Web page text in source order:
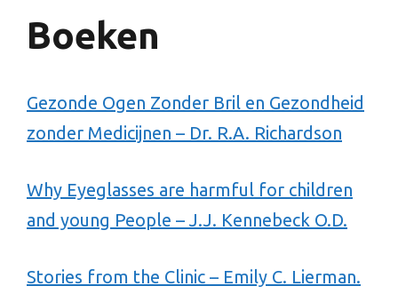
Boeken
Gezonde Ogen Zonder Bril en Gezondheid
zonder Medicijnen – Dr. R.A. Richardson
Why Eyeglasses are harmful for children
and young People – J.J. Kennebeck O.D.
Stories from the Clinic – Emily C. Lierman.